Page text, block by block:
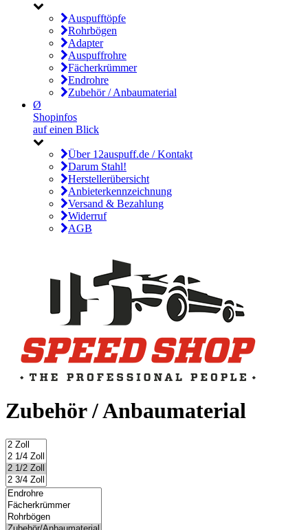
Auspufftöpfe
Rohrbögen
Adapter
Auspuffrohre
Fächerkrümmer
Endrohre
Zubehör / Anbaumaterial
Ø
Shopinfos
auf einen Blick
Über 12auspuff.de / Kontakt
Darum Stahl!
Herstellerübersicht
Anbieterkennzeichnung
Versand & Bezahlung
Widerruf
AGB
Zubehör / Anbaumaterial